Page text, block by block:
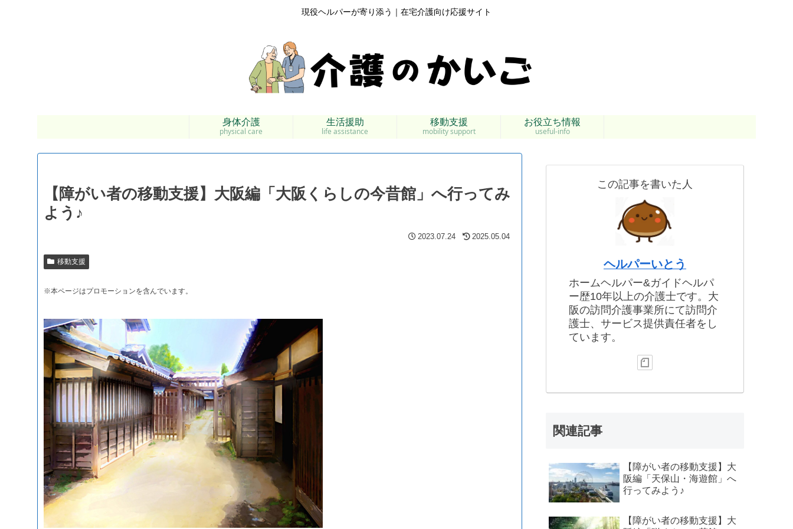
現役ヘルパーが寄り添う｜在宅介護向け応援サイト
身体介護
physical care
生活援助
life assistance
移動支援
mobility support
お役立ち情報
useful-info
【障がい者の移動支援】大阪編「大阪くらしの今昔館」へ行ってみ
よう♪
2023.07.24 2025.05.04
移動支援
※本ページはプロモーションを含んでいます。
この記事を書いた人
ヘルパーいとう
ホームヘルパー&ガイドヘルパ
ー歴10年以上の介護士です。大
阪の訪問介護事業所にて訪問介
護士、サービス提供責任者をし
ています。
関連記事
【障がい者の移動支援】大
阪編「天保山・海遊館」へ
行ってみよう♪
【障がい者の移動支援】大